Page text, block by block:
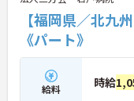
【福岡県／北九
《パート》
給料 時給